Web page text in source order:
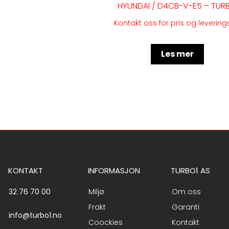
HYUNDAI / D4CB-V-E5 –
Kontakt oss for pris og
Les mer
KONTAKT
32 76 70 00
info@turbo1.no
INFORMASJON
Miljø
Frakt
Coockies
TURBO1 AS
Om oss
Garanti
Kontakt